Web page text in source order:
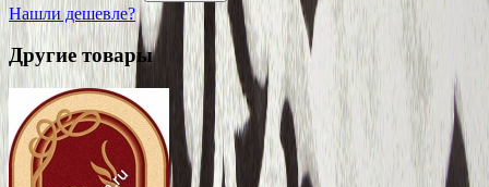
Нашли дешевле?
Другие товары